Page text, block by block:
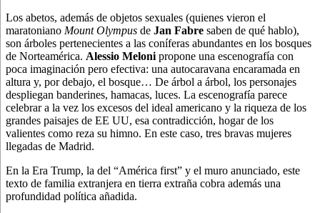
Los abetos, además de objetos sexuales (quienes vieron el
maratoniano Mount Olympus de Jan Fabre saben de qué hablo),
son árboles pertenecientes a las coníferas abundantes en los bosques
de Norteamérica. Alessio Meloni propone una escenografía con
poca imaginación pero efectiva: una autocaravana encaramada en
altura y, por debajo, el bosque… De árbol a árbol, los personajes
despliegan banderines, hamacas, luces. La escenografía parece
celebrar a la vez los excesos del ideal americano y la riqueza de los
grandes paisajes de EE UU, esa contradicción, hogar de los
valientes como reza su himno. En este caso, tres bravas mujeres
llegadas de Madrid.
En la Era Trump, la del “América first” y el muro anunciado, este
texto de familia extranjera en tierra extraña cobra además una
profundidad política añadida.